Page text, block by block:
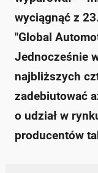
wyciągnąć z
"Global
Jednocześnie
najbliższych
zadebiutować
o udział w
producentów